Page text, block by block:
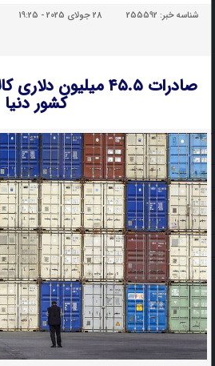
شناسه خبر:255592 28 جولای 2025 - 19:25
کشور دنیا